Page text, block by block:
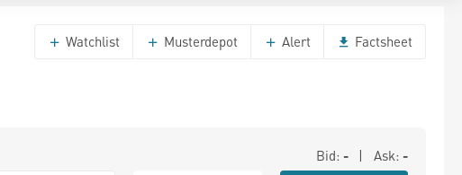
Watchlist Musterdepot Alert Factsheet
Bid: - | Ask: -